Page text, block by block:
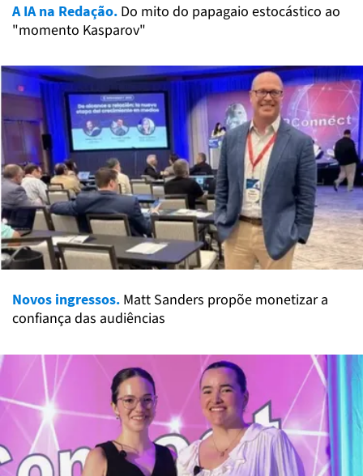
A IA na Redação. Do mito do papagaio estocástico ao
"momento Kasparov"
Novos ingressos. Matt Sanders propõe monetizar a
confiança das audiências